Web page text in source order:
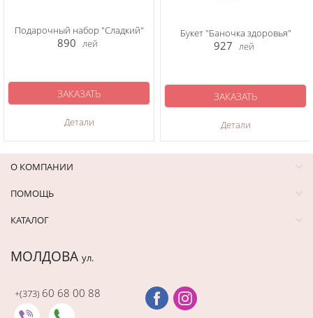
Подарочный набор "Сладкий"
890 лей
Детали
ЗАКАЗАТЬ
Букет "Баночка здоровья"
927 лей
Детали
ЗАКАЗАТЬ
О КОМПАНИИ
ПОМОЩЬ
КАТАЛОГ
МОЛДОВА ул.
+(373) 60 68 00 88